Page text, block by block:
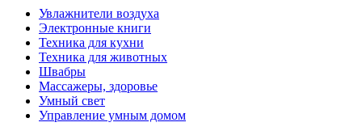
Увлажнители воздуха
Электронные книги
Техника для кухни
Техника для животных
Швабры
Массажеры, здоровье
Умный свет
Управление умным домом